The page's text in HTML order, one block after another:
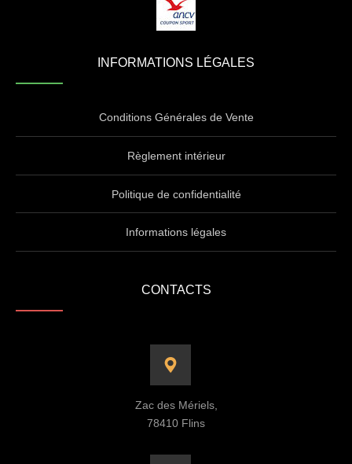
INFORMATIONS LÉGALES
Conditions Générales de Vente
Règlement intérieur
Politique de confidentialité
Informations légales
CONTACTS
Zac des Mériels,
78410 Flins